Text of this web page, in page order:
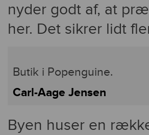
nyder godt af, at
her. Det sikrer lidt
Butik i Popenguine.
Carl-Aage Jensen
Byen huser en